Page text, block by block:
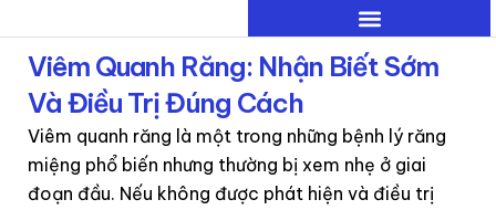
tới
dung
Viêm Quanh Răng: Nhận Biết Sớm
Và Điều Trị Đúng Cách
Viêm quanh răng là một trong những bệnh lý răng
miệng phổ biến nhưng thường bị xem nhẹ ở giai
đoạn đầu. Nếu không được phát hiện và điều trị